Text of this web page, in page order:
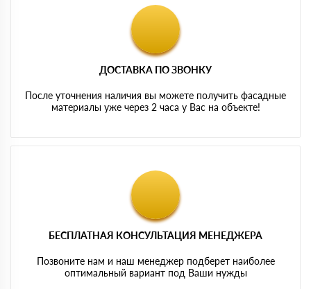
ДОСТАВКА ПО ЗВОНКУ
После уточнения наличия вы можете получить фасадные
материалы уже через 2 часа у Вас на объекте!
БЕСПЛАТНАЯ КОНСУЛЬТАЦИЯ МЕНЕДЖЕРА
Позвоните нам и наш менеджер подберет наиболее
оптимальный вариант под Ваши нужды